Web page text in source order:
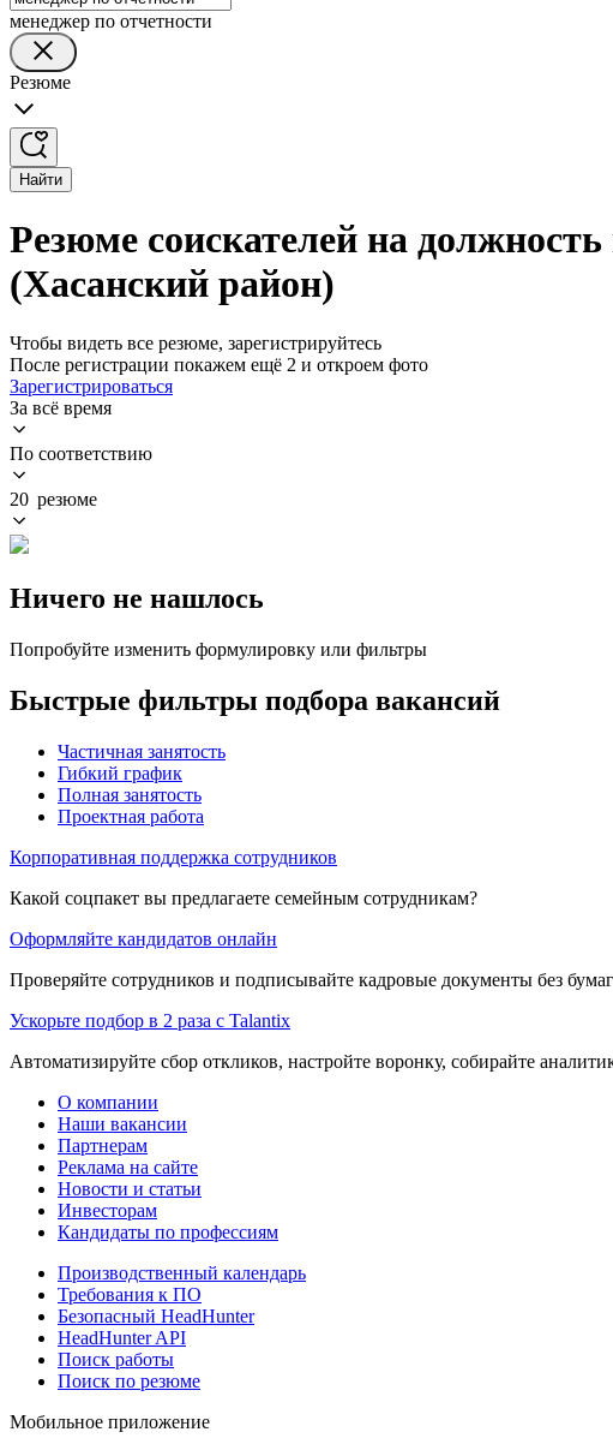
менеджер по отчетности
Резюме
Найти
Резюме соискателей на
(Хасанский район)
Чтобы видеть все резюме, зарегистрируйтесь
После регистрации покажем ещё 2 и откроем фото
Зарегистрироваться
За всё время
По соответствию
20 резюме
Ничего не нашлось
Попробуйте изменить формулировку или фильтры
Быстрые фильтры подбора вакансий
Частичная занятость
Гибкий график
Полная занятость
Проектная работа
Корпоративная поддержка сотрудников
Какой соцпакет вы предлагаете семейным сотрудникам?
Оформляйте кандидатов онлайн
Проверяйте сотрудников и подписывайте кадровые документы без
Ускорьте подбор в 2 раза с Talantix
Автоматизируйте сбор откликов, настройте воронку, собирайте
О компании
Наши вакансии
Партнерам
Реклама на сайте
Новости и статьи
Инвесторам
Кандидаты по профессиям
Производственный календарь
Требования к ПО
Безопасный HeadHunter
HeadHunter API
Поиск работы
Поиск по резюме
Мобильное приложение